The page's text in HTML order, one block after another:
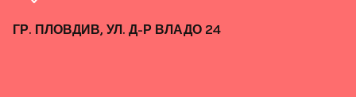
ГР. ПЛОВДИВ, УЛ. Д-Р ВЛАДО 24